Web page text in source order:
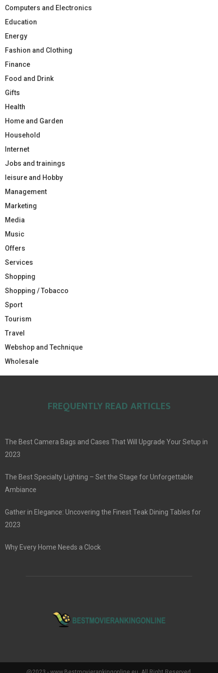
Computers and Electronics
Education
Energy
Fashion and Clothing
Finance
Food and Drink
Gifts
Health
Home and Garden
Household
Internet
Jobs and trainings
leisure and Hobby
Management
Marketing
Media
Music
Offers
Services
Shopping
Shopping / Tobacco
Sport
Tourism
Travel
Webshop and Technique
Wholesale
FREQUENTLY READ ARTICLES
The Best Camera Bags and Cases That Will Upgrade Your Setup in
2023
The Best Specialty Lighting – Set the Stage for Unforgettable
Ambiance
Gather in Elegance: Uncovering the Finest Teak Dining Tables for
2023
Why Every Home Needs a Clock